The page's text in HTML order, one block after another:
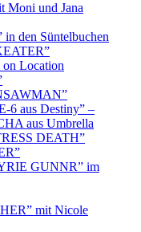
Moni und Jana
den Süntelbuchen
Location
6 aus Destiny” –
aus Umbrella
DEATH”
GUNNR” im
mit Nicole